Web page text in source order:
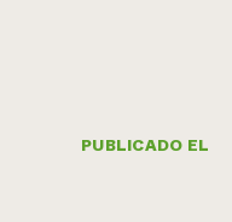
PUBLICADO EL